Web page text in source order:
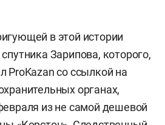
в этой истории
Зарипова, которого,
ProKazan со ссылкой на
органах,
из не самой дешевой